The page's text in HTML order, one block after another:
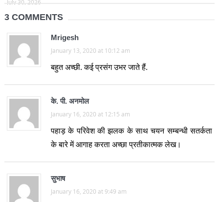
July 30, 2026
3 COMMENTS
Mrigesh
January 13, 2020 at 10:12 am
बहुत अच्छी. कई प्रसंग उभर जाते हैं.
के. पी. अनमोल
January 16, 2020 at 12:15 am
पहाड़ के परिवेश की झलक के साथ चयन सम्बन्धी सतर्कता
के बारे में आगाह करता अच्छा प्रतीकात्मक लेख।
सुभाष
January 16, 2020 at 9:49 am